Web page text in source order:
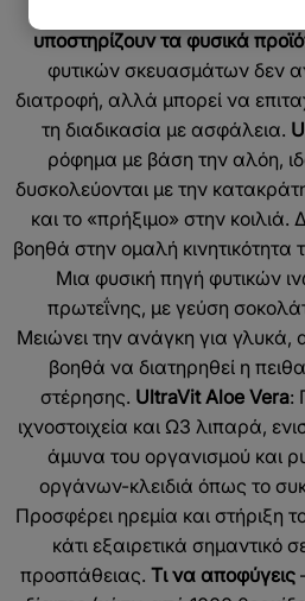
υποστηρίζουν τα φυσικά
φυτικών σκευασμάτων δεν
διατροφή, αλλά μπορεί να
τη διαδικασία με ασφάλεια.
ρόφημα με βάση την αλόη,
δυσκολεύονται με την
και το «πρήξιμο» στην κοιλιά.
βοηθά στην ομαλή κινητικότητα
Μια φυσική πηγή φυτικών
πρωτεΐνης, με γεύση
Μειώνει την ανάγκη για γλυκά,
βοηθά να διατηρηθεί η
στέρησης. UltraVit Aloe Vera:
ιχνοστοιχεία και Ω3 λιπαρά,
άμυνα του οργανισμού και
οργάνων-κλειδιά όπως το
Προσφέρει ηρεμία και στήριξη
κάτι εξαιρετικά σημαντικό
προσπάθειας. Τι να αποφύγεις